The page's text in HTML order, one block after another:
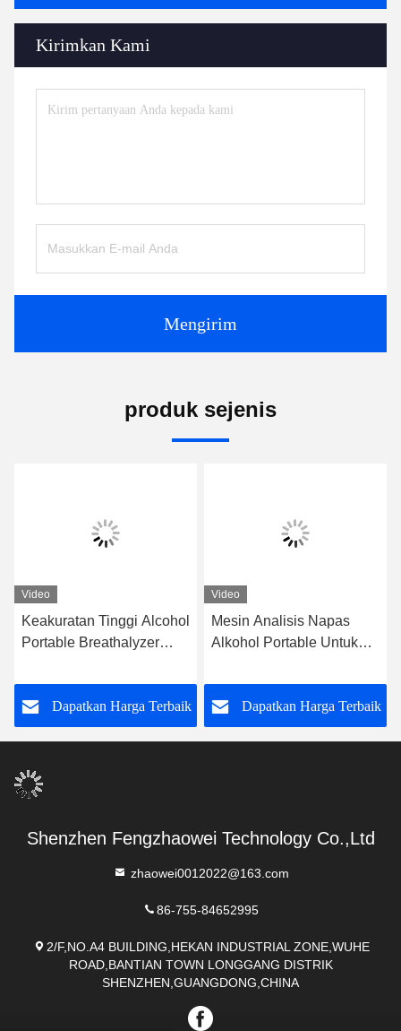
Kirimkan Kami
Mengirim
produk sejenis
Video
Keakuratan Tinggi Alcohol
Portable Breathalyzer
Tester
Dapatkan Harga Terbaik
Video
Mesin Analisis Napas
Alkohol Portable Untuk
Dapat Diandalkan Mr
Black 1000
Dapatkan Harga Terbaik
Shenzhen Fengzhaowei Technology Co.,Ltd
zhaowei0012022@163.com
86-755-84652995
2/F,NO.A4 BUILDING,HEKAN INDUSTRIAL ZONE,WUHE
ROAD,BANTIAN TOWN LONGGANG DISTRIK
SHENZHEN,GUANGDONG,CHINA